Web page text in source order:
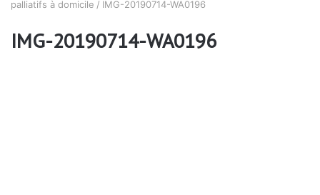
palliatifs à domicile / IMG-20190714-WA0196
IMG-20190714-WA0196